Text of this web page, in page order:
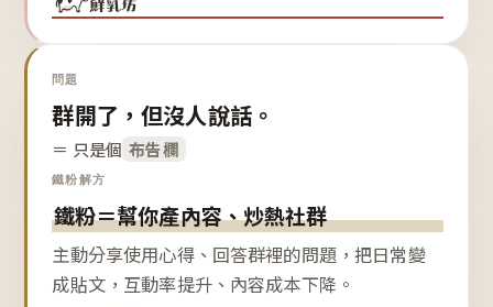
問題
群開了，但沒人說話。
＝ 只是個 布告欄
鐵粉解方
鐵粉＝幫你產內容、炒熱社群
主動分享使用心得、回答群裡的問題，把日常變
成貼文，互動率提升、內容成本下降。